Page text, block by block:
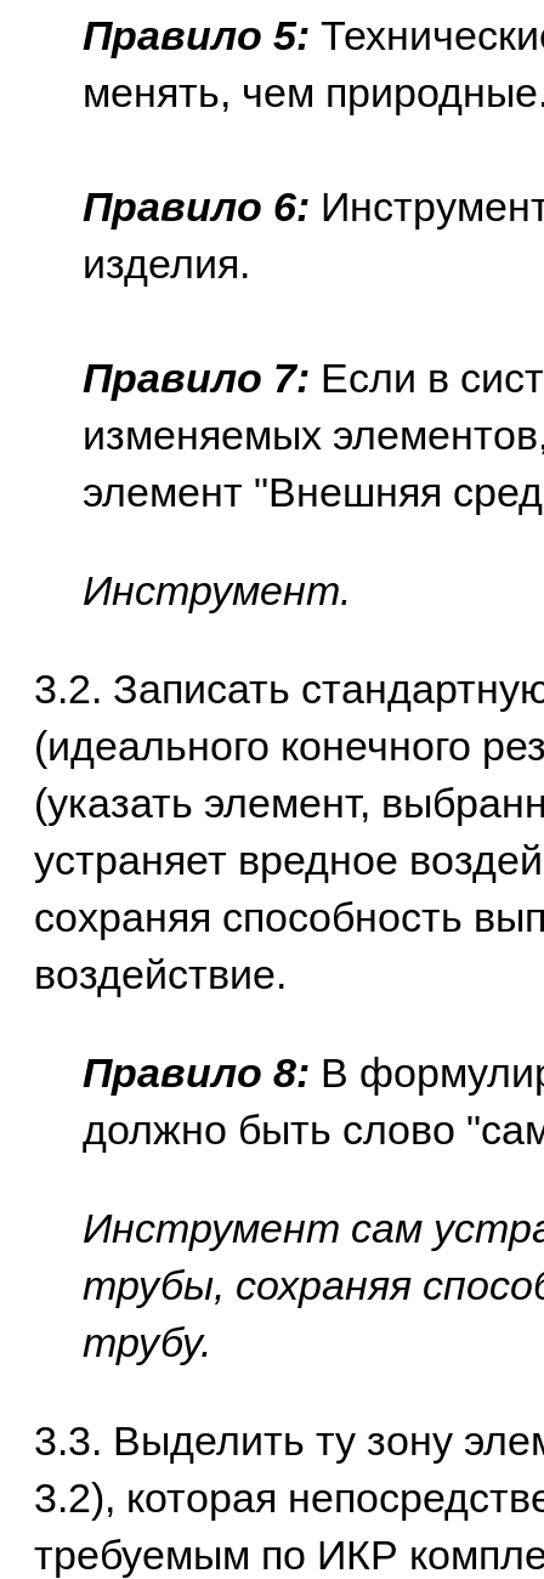
Правило 5:
менять, чем
Правило 6:
изделия.
Правило 7: Если в
изменяемых
элемент "Внешняя
Инструмент.
3.2. Записать
(идеального конечного
(указать элемент,
устраняет вредное
сохраняя способность
воздействие.
Правило 8: В
должно быть слово
Инструмент сам
трубы, сохраняя
трубу.
3.3. Выделить ту зону
3.2), которая
требуемым по ИКР